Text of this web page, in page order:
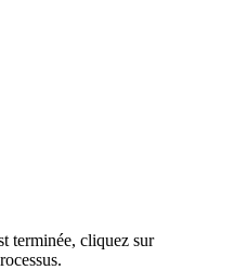
terminée, cliquez sur